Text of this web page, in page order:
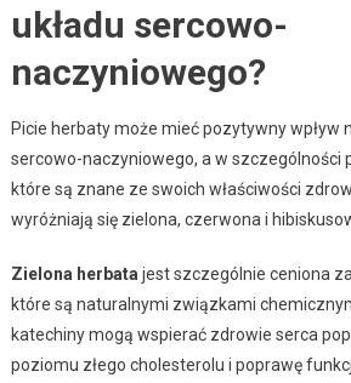
układu sercowo-
naczyniowego?
Picie herbaty może mieć pozytywny wpływ
sercowo-naczyniowego, a w szczególności
które są znane ze swoich właściwości
wyróżniają się zielona, czerwona i
Zielona herbata jest szczególnie ceniona
które są naturalnymi związkami
katechiny mogą wspierać zdrowie serca
poziomu złego cholesterolu i poprawę